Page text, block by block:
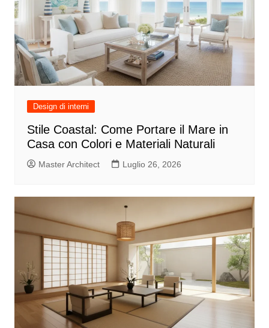
Design di interni
Stile Coastal: Come Portare il Mare in
Casa con Colori e Materiali Naturali
Master Architect Luglio 26, 2026